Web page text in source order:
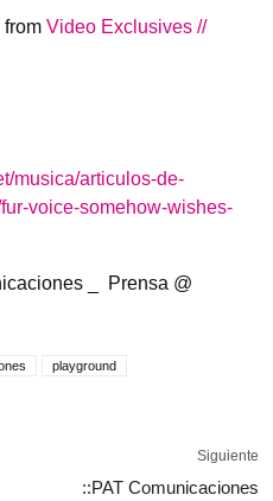
from Video Exclusives //
musica/articulos-de-
voice-somehow-wishes-
_ Prensa @
playground
Siguiente
::PAT Comunicaciones